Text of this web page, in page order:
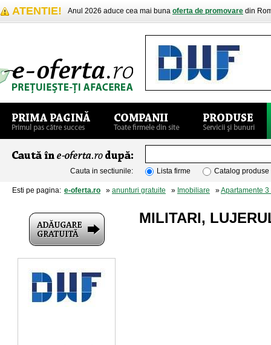
ATENTIE! Anul 2026 aduce cea mai buna oferta de promovare din
Cauta in sectiunile: Lista firme Catalog produse
Esti pe pagina: e-oferta.ro » anunturi gratuite » Imobiliare »Apartamente 3
MILITARI,